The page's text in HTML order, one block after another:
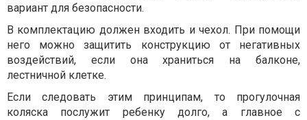
вариант для безопасности.
В комплектацию должен входить и чехол. При помощи
него можно защитить конструкцию от негативных
воздействий, если она храниться на балконе,
лестничной клетке.
Если следовать этим принципам, то прогулочная
коляска послужит ребенку долго, а главное с